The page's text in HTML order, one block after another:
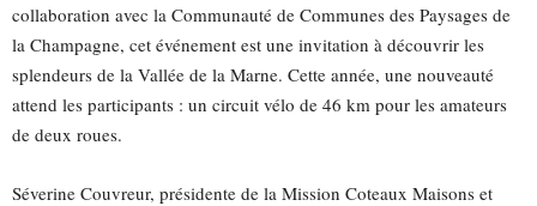
collaboration avec la Communauté de Communes des Paysages de
la Champagne, cet événement est une invitation à découvrir les
splendeurs de la Vallée de la Marne. Cette année, une nouveauté
attend les participants : un circuit vélo de 46 km pour les amateurs
de deux roues.
Séverine Couvreur, présidente de la Mission Coteaux Maisons et